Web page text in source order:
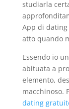
studiarla
App di dating
atto quando
Essendo io
abituata a
elemento,
macchinoso.
dating